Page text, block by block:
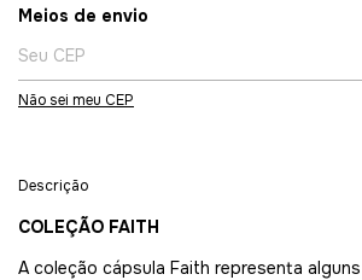
Entregas para o CEP:
Meios de envio
Não sei meu CEP
Descrição
COLEÇÃO FAITH
A coleção cápsula Faith representa